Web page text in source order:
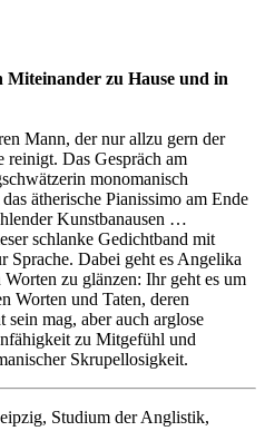
Miteinander zu Hause und in
Mann, der nur allzu gern der
Das Gespräch am
monomanisch
ätherische Pianissimo am Ende
Kunstbanausen …
schlanke Gedichtband mit
Sprache. Dabei geht es Angelika
zu glänzen: Ihr geht es um
Worten und Taten, deren
mag, aber auch arglose
zu Mitgefühl und
Skrupellosigkeit.
Studium der Anglistik,